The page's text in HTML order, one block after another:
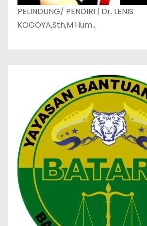
PELINDUNG/ PENDIRI | Dr. LENIS
KOGOYA,Sth,M.Hum.,